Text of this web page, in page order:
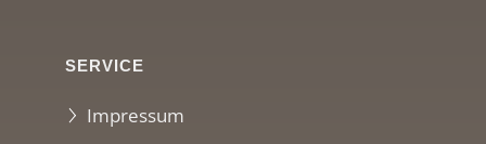
SERVICE
Impressum